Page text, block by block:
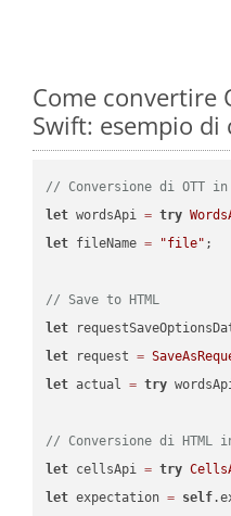
Come convertire
Swift: esempio di
// Conversione di OTT in
let wordsApi = try
let fileName = "file" ;
// Save to HTML
let
let request =
let actual = try
// Conversione di HTML in
let cellsApi = try
let expectation = self